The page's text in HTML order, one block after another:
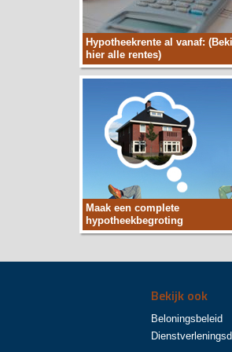
Hypotheekrente al vanaf:
hier alle rentes)
Maak een complete
hypotheekbegroting
Bekijk ook
Beloningsbeleid